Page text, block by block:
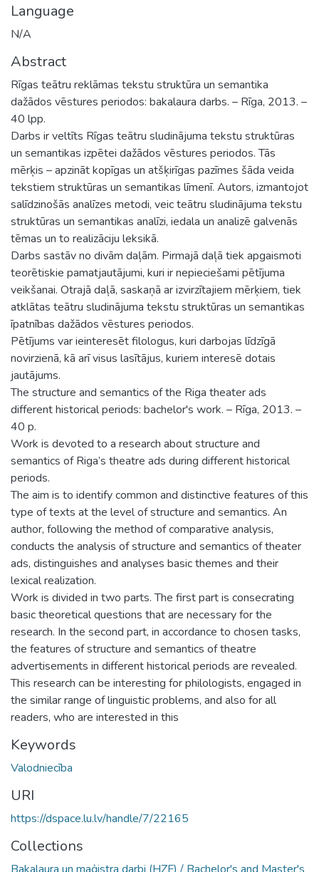
Language
N/A
Abstract
Rīgas teātru reklāmas tekstu struktūra un semantika
dažādos vēstures periodos: bakalaura darbs. – Rīga, 2013. –
40 lpp.
Darbs ir veltīts Rīgas teātru sludinājuma tekstu struktūras
un semantikas izpētei dažādos vēstures periodos. Tās
mērķis – apzināt kopīgas un atšķirīgas pazīmes šāda veida
tekstiem struktūras un semantikas līmenī. Autors, izmantojot
salīdzinošās analīzes metodi, veic teātru sludinājuma tekstu
struktūras un semantikas analīzi, iedala un analizē galvenās
tēmas un to realizāciju leksikā.
Darbs sastāv no divām daļām. Pirmajā daļā tiek apgaismoti
teorētiskie pamatjautājumi, kuri ir nepieciešami pētījuma
veikšanai. Otrajā daļā, saskaņā ar izvirzītajiem mērķiem, tiek
atklātas teātru sludinājuma tekstu struktūras un semantikas
īpatnības dažādos vēstures periodos.
Pētījums var ieinteresēt filologus, kuri darbojas līdzīgā
novirzienā, kā arī visus lasītājus, kuriem interesē dotais
jautājums.
The structure and semantics of the Riga theater ads
different historical periods: bachelor's work. – Rīga, 2013. –
40 p.
Work is devoted to a research about structure and
semantics of Riga’s theatre ads during different historical
periods.
The aim is to identify common and distinctive features of this
type of texts at the level of structure and semantics. An
author, following the method of comparative analysis,
conducts the analysis of structure and semantics of theater
ads, distinguishes and analyses basic themes and their
lexical realization.
Work is divided in two parts. The first part is consecrating
basic theoretical questions that are necessary for the
research. In the second part, in accordance to chosen tasks,
the features of structure and semantics of theatre
advertisements in different historical periods are revealed.
This research can be interesting for philologists, engaged in
the similar range of linguistic problems, and also for all
readers, who are interested in this
Keywords
Valodniecība
URI
https://dspace.lu.lv/handle/7/22165
Collections